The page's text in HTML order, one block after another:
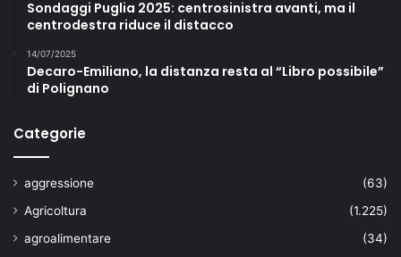
Sondaggi Puglia 2025: centrosinistra avanti, ma il
centrodestra riduce il distacco
14/07/2025
Decaro-Emiliano, la distanza resta al “Libro possibile”
di Polignano
Categorie
aggressione
(63)
Agricoltura
(1.225)
agroalimentare
(34)